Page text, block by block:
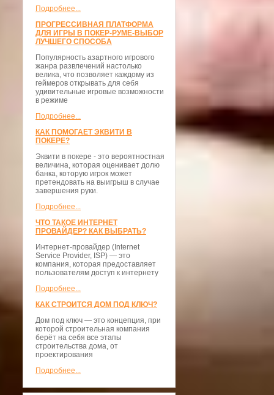
Подробнее...
ПРОГРЕССИВНАЯ ПЛАТФОРМА
ДЛЯ ИГРЫ В ПОКЕР-РУМЕ-ВЫБОР
ЛУЧШЕГО СПОСОБА
Популярность азартного игрового
жанра развлечений настолько
велика, что позволяет каждому из
геймеров открывать для себя
удивительные игровые возможности
в режиме
Подробнее...
КАК ПОМОГАЕТ ЭКВИТИ В
ПОКЕРЕ?
Эквити в покере - это вероятностная
величина, которая оценивает долю
банка, которую игрок может
претендовать на выигрыш в случае
завершения руки.
Подробнее...
ЧТО ТАКОЕ ИНТЕРНЕТ
ПРОВАЙДЕР? КАК ВЫБРАТЬ?
Интернет-провайдер (Internet
Service Provider, ISP) — это
компания, которая предоставляет
пользователям доступ к интернету
Подробнее...
КАК СТРОИТСЯ ДОМ ПОД КЛЮЧ?
Дом под ключ — это концепция, при
которой строительная компания
берёт на себя все этапы
строительства дома, от
проектирования
Подробнее...